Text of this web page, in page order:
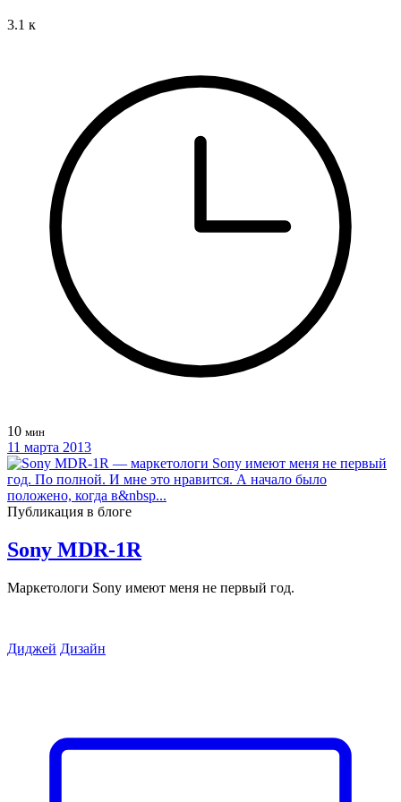
3.1 к
10 мин
11 марта 2013
Публикация в блоге
Sony MDR-1R
Маркетологи Sony имеют меня не первый год.
Диджей Дизайн